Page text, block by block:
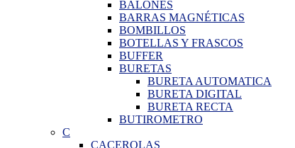
BALONES
BARRAS MAGNÉTICAS
BOMBILLOS
BOTELLAS Y FRASCOS
BUFFER
BURETAS
BURETA AUTOMATICA
BURETA DIGITAL
BURETA RECTA
BUTIROMETRO
C
CACEROLAS